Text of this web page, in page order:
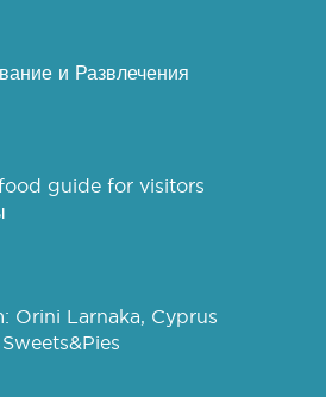
и Развлечения
guide for visitors
Orini Larnaka, Cyprus